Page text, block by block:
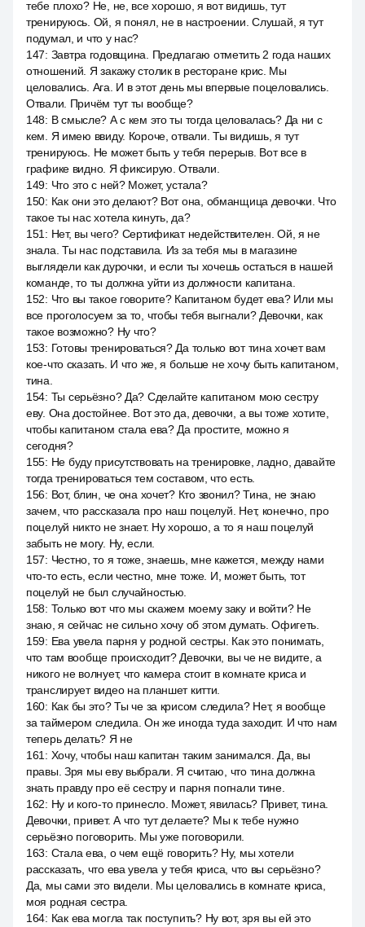
тебе плохо? Не, не, все хорошо, я вот видишь, тут
тренируюсь. Ой, я понял, не в настроении. Слушай, я тут
подумал, и что у нас?
147: Завтра годовщина. Предлагаю отметить 2 года наших
отношений. Я закажу столик в ресторане крис. Мы
целовались. Ага. И в этот день мы впервые поцеловались.
Отвали. Причём тут ты вообще?
148: В смысле? А с кем это ты тогда целовалась? Да ни с
кем. Я имею ввиду. Короче, отвали. Ты видишь, я тут
тренируюсь. Не может быть у тебя перерыв. Вот все в
графике видно. Я фиксирую. Отвали.
149: Что это с ней? Может, устала?
150: Как они это делают? Вот она, обманщица девочки. Что
такое ты нас хотела кинуть, да?
151 : Нет, вы чего? Сертификат недействителен. Ой, я не
знала. Ты нас подставила. Из за тебя мы в магазине
выглядели как дурочки, и если ты хочешь остаться в нашей
команде, то ты должна уйти из должности капитана.
152: Что вы такое говорите? Капитаном будет ева? Или мы
все проголосуем за то, чтобы тебя выгнали? Девочки, как
такое возможно? Ну что?
153: Готовы тренироваться? Да только вот тина хочет вам
кое-что сказать. И что же, я больше не хочу быть капитаном,
тина.
154: Ты серьёзно? Да? Сделайте капитаном мою сестру
еву. Она достойнее. Вот это да, девочки, а вы тоже хотите,
чтобы капитаном стала ева? Да простите, можно я
сегодня?
155: Не буду присутствовать на тренировке, ладно, давайте
тогда тренироваться тем составом, что есть.
156: Вот, блин, че она хочет? Кто звонил? Тина, не знаю
зачем, что рассказала про наш поцелуй. Нет, конечно, про
поцелуй никто не знает. Ну хорошо, а то я наш поцелуй
забыть не могу. Ну, если.
157: Честно, то я тоже, знаешь, мне кажется, между нами
что-то есть, если честно, мне тоже. И, может быть, тот
поцелуй не был случайностью.
158: Только вот что мы скажем моему заку и войти? Не
знаю, я сейчас не сильно хочу об этом думать. Офигеть.
159: Ева увела парня у родной сестры. Как это понимать,
что там вообще происходит? Девочки, вы че не видите, а
никого не волнует, что камера стоит в комнате криса и
транслирует видео на планшет китти.
160: Как бы это? Ты че за крисом следила? Нет, я вообще
за таймером следила. Он же иногда туда заходит. И что нам
теперь делать? Я не
161 : Хочу, чтобы наш капитан таким занимался. Да, вы
правы. Зря мы еву выбрали. Я считаю, что тина должна
знать правду про её сестру и парня погнали тине.
162: Ну и кого-то принесло. Может, явилась? Привет, тина.
Девочки, привет. А что тут делаете? Мы к тебе нужно
серьёзно поговорить. Мы уже поговорили.
163: Стала ева, о чем ещё говорить? Ну, мы хотели
рассказать, что ева увела у тебя криса, что вы серьёзно?
Да, мы сами это видели. Мы целовались в комнате криса,
моя родная сестра.
164: Как ева могла так поступить? Ну вот, зря вы ей это